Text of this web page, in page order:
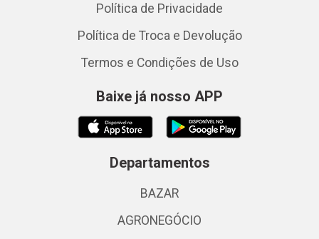
Política de Privacidade
Política de Troca e Devolução
Termos e Condições de Uso
Baixe já nosso APP
Departamentos
BAZAR
AGRONEGÓCIO